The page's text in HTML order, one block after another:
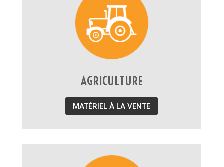
AGRICULTURE
MATÉRIEL À LA VENTE